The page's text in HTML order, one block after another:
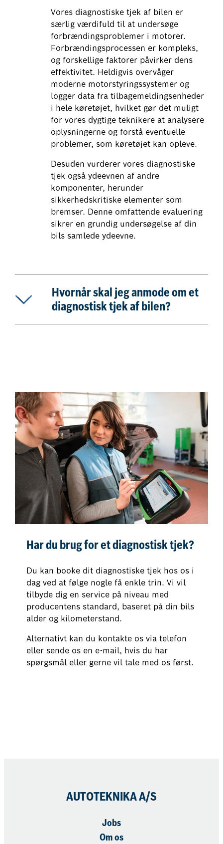
Vores diagnostiske tjek af bilen er
særlig værdifuld til at undersøge
forbrændingsproblemer i motorer.
Forbrændingsprocessen er kompleks,
og forskellige faktorer påvirker dens
effektivitet. Heldigvis overvåger
moderne motorstyringssystemer og
logger data fra tilbagemeldingsenheder
i hele køretøjet, hvilket gør det muligt
for vores dygtige teknikere at analysere
oplysningerne og forstå eventuelle
problemer, som køretøjet kan opleve.
Desuden vurderer vores diagnostiske
tjek også ydeevnen af andre
komponenter, herunder
sikkerhedskritiske elementer som
bremser. Denne omfattende evaluering
sikrer en grundig undersøgelse af din
bils samlede ydeevne.
Hvornår skal jeg anmode om et
diagnostisk tjek af bilen?
Har du brug for et diagnostisk tjek?
Du kan booke dit diagnostiske tjek hos os i
dag ved at følge nogle få enkle trin. Vi vil
tilbyde dig en service på niveau med
producentens standard, baseret på din bils
alder og kilometerstand.
Alternativt kan du kontakte os via telefon
eller sende os en e-mail, hvis du har
spørgsmål eller gerne vil tale med os først.
AUTOTEKNIKA A/S
Jobs
Om os